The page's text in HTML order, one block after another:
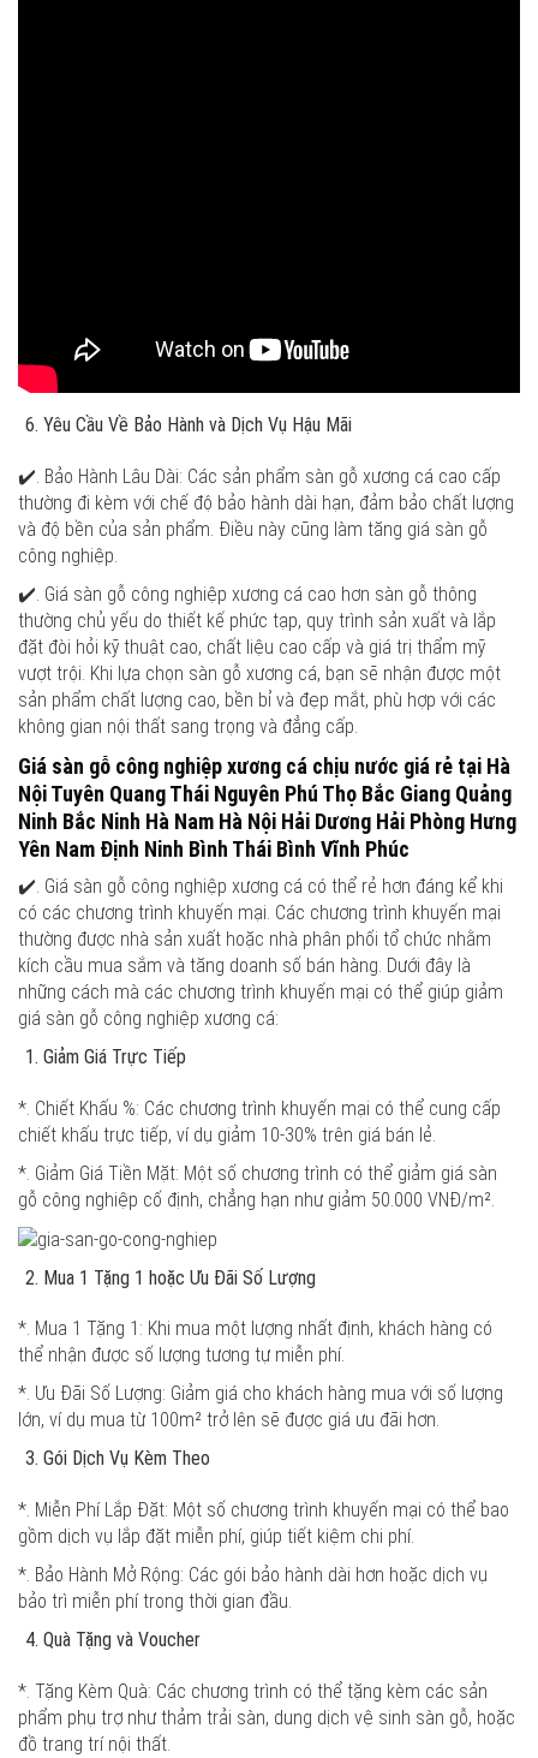
Yêu Cầu Về Bảo Hành và Dịch Vụ Hậu Mãi
✔️. Bảo Hành Lâu Dài: Các sản phẩm sàn gỗ xương cá cao cấp
thường đi kèm với chế độ bảo hành dài hạn, đảm bảo chất lượng
và độ bền của sản phẩm. Điều này cũng làm tăng giá sàn gỗ
công nghiệp.
✔️. Giá sàn gỗ công nghiệp xương cá cao hơn sàn gỗ thông
thường chủ yếu do thiết kế phức tạp, quy trình sản xuất và lắp
đặt đòi hỏi kỹ thuật cao, chất liệu cao cấp và giá trị thẩm mỹ
vượt trội. Khi lựa chọn sàn gỗ xương cá, bạn sẽ nhận được một
sản phẩm chất lượng cao, bền bỉ và đẹp mắt, phù hợp với các
không gian nội thất sang trọng và đẳng cấp.
Giá sàn gỗ công nghiệp xương cá chịu nước giá rẻ tại Hà
Nội Tuyên Quang Thái Nguyên Phú Thọ Bắc Giang Quảng
Ninh Bắc Ninh Hà Nam Hà Nội Hải Dương Hải Phòng Hưng
Yên Nam Định Ninh Bình Thái Bình Vĩnh Phúc
✔️. Giá sàn gỗ công nghiệp xương cá có thể rẻ hơn đáng kể khi
có các chương trình khuyến mại. Các chương trình khuyến mại
thường được nhà sản xuất hoặc nhà phân phối tổ chức nhằm
kích cầu mua sắm và tăng doanh số bán hàng. Dưới đây là
những cách mà các chương trình khuyến mại có thể giúp giảm
giá sàn gỗ công nghiệp xương cá:
Giảm Giá Trực Tiếp
*. Chiết Khấu %: Các chương trình khuyến mại có thể cung cấp
chiết khấu trực tiếp, ví dụ giảm 10-30% trên giá bán lẻ.
*. Giảm Giá Tiền Mặt: Một số chương trình có thể giảm giá sàn
gỗ công nghiệp cố định, chẳng hạn như giảm 50.000 VNĐ/m².
Mua 1 Tặng 1 hoặc Ưu Đãi Số Lượng
*. Mua 1 Tặng 1: Khi mua một lượng nhất định, khách hàng có
thể nhận được số lượng tương tự miễn phí.
*. Ưu Đãi Số Lượng: Giảm giá cho khách hàng mua với số lượng
lớn, ví dụ mua từ 100m² trở lên sẽ được giá ưu đãi hơn.
Gói Dịch Vụ Kèm Theo
*. Miễn Phí Lắp Đặt: Một số chương trình khuyến mại có thể bao
gồm dịch vụ lắp đặt miễn phí, giúp tiết kiệm chi phí.
*. Bảo Hành Mở Rộng: Các gói bảo hành dài hơn hoặc dịch vụ
bảo trì miễn phí trong thời gian đầu.
Quà Tặng và Voucher
*. Tặng Kèm Quà: Các chương trình có thể tặng kèm các sản
phẩm phụ trợ như thảm trải sàn, dung dịch vệ sinh sàn gỗ, hoặc
đồ trang trí nội thất.